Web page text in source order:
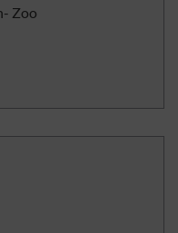
Zoo